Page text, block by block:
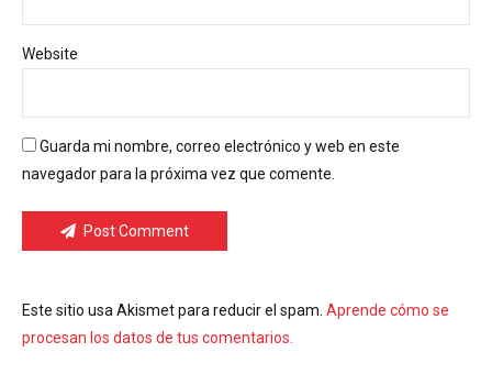
Website
Guarda mi nombre, correo electrónico y web en este
navegador para la próxima vez que comente.
Post Comment
Este sitio usa Akismet para reducir el spam. Aprende cómo se
procesan los datos de tus comentarios.